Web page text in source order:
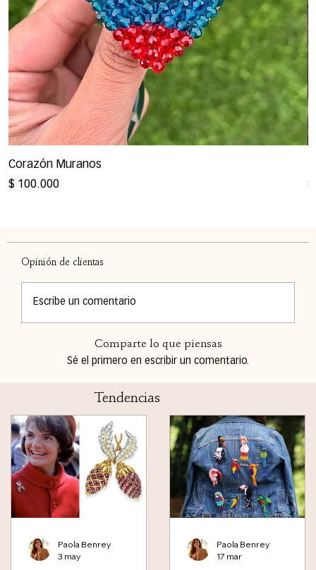
Corazón Muranos
Precio
$ 100.000 $
Opinión de clientas
Escribe un comentario
Comparte lo que piensas
Sé el primero en escribir un comentario.
Tendencias
Paola Benrey
3 may
Paola Benrey
17 mar